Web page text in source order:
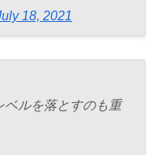
18, 2021
ベルを落とすのも重